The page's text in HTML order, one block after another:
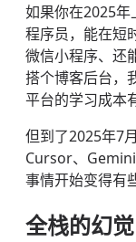
如果你在2025年
程序员，能在短
微信小程序、还
搭个博客后台，
平台的学习成本
但到了2025年7
Cursor、
事情开始变得有
全栈的幻觉